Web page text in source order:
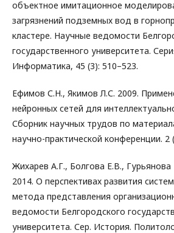
объектное имитационное
загрязнений подземных вод в
кластере. Научные ведомости
государственного университета.
Информатика, 45 (3): 510–523.
Ефимов С.Н., Якимов Л.С. 2009.
нейронных сетей для
Сборник научных трудов по
научно-практической конференции. 2
Жихарев А.Г., Болгова Е.В.,
2014. О перспективах развития
метода представления
ведомости Белгородского
университета. Сер. История.